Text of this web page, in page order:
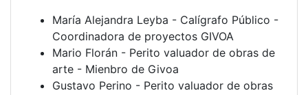
María Alejandra Leyba - Calígrafo Público -
Coordinadora de proyectos GIVOA
Mario Florán - Perito valuador de obras de
arte - Mienbro de Givoa
Gustavo Perino - Perito valuador de obras